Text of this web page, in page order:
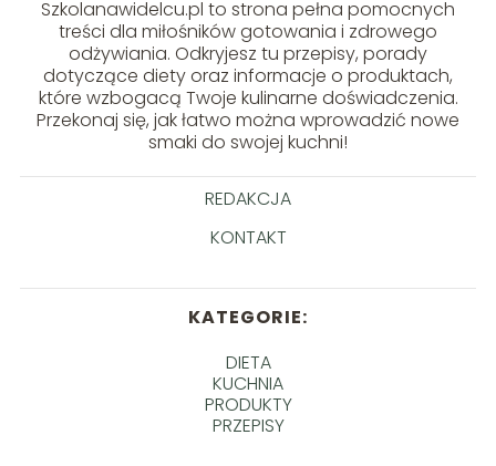
Szkolanawidelcu.pl to strona pełna pomocnych
treści dla miłośników gotowania i zdrowego
odżywiania. Odkryjesz tu przepisy, porady
dotyczące diety oraz informacje o produktach,
które wzbogacą Twoje kulinarne doświadczenia.
Przekonaj się, jak łatwo można wprowadzić nowe
smaki do swojej kuchni!
REDAKCJA
KONTAKT
KATEGORIE:
DIETA
KUCHNIA
PRODUKTY
PRZEPISY